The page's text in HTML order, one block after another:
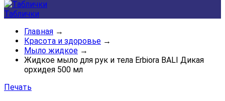
Таблички
Главная →
Красота и здоровье →
Мыло жидкое →
Жидкое мыло для рук и тела Erbiora BALI Дикая
орхидея 500 мл
Печать